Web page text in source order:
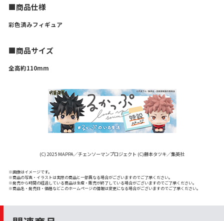
■商品仕様
彩色済みフィギュア
■商品サイズ
全高約110mm
(C) 2025 MAPPA／チェンソーマンプロジェクト (C)藤本タツキ／集英社
※画像はイメージです。
※商品の写真・イラストは実際の商品と一部異なる場合がございますのでご了承ください。
※発売から時間の経過している商品は生産・販売が終了している場合がございますのでご了承ください。
※商品名・発売日・価格などこのホームページの情報は変更になる場合がございますのでご了承ください。